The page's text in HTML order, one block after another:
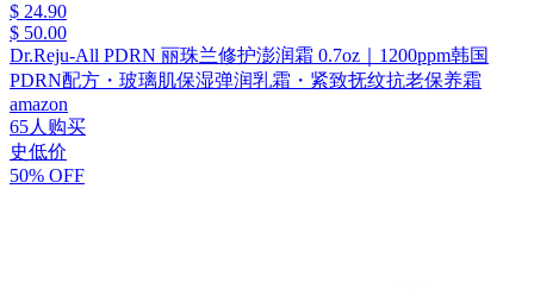
$ 24.90
$ 50.00
Dr.Reju-All PDRN 丽珠兰修护澎润霜 0.7oz｜1200ppm韩国
PDRN配方・玻璃肌保湿弹润乳霜・紧致抚纹抗老保养霜
amazon
65人购买
史低价
50% OFF